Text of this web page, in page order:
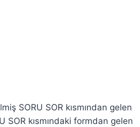
SORU SOR kısmından gelen
SOR kısmındaki formdan gelen